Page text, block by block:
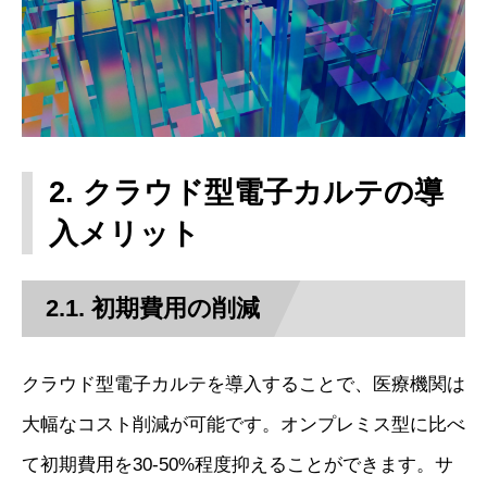
2. クラウド型電子カルテの導
入メリット
2.1. 初期費用の削減
クラウド型電子カルテを導入することで、医療機関は
大幅なコスト削減が可能です。オンプレミス型に比べ
て初期費用を30-50%程度抑えることができます。サ